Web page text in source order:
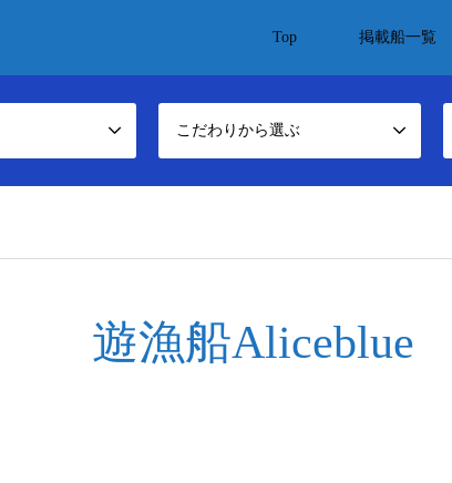
Top 掲載船一覧
こだわりから選ぶ
遊漁船Aliceblue